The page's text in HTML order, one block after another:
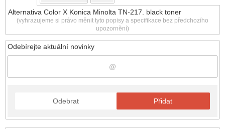
Odebírejte aktuální novinky
Odebrat Přidat
Alternativa Color X Konica Minolta TN-217. black toner
(vyhrazujeme si právo měnit tyto popisy a specifikace bez předchozího
upozornění)